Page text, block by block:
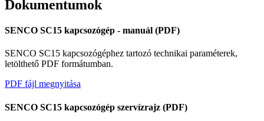
Dokumentumok
SENCO SC15 kapcsozógép - manuál (PDF)
SENCO SC15 kapcsozógéphez tartozó technikai paraméterek,
letölthető PDF formátumban.
PDF fájl megnyitása
SENCO SC15 kapcsozógép szervízrajz (PDF)